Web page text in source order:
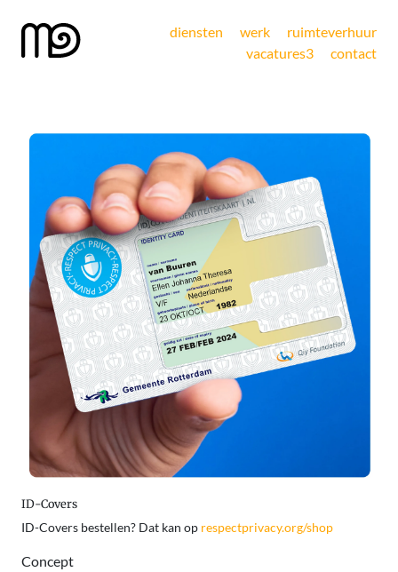
diensten werk
ruimteverhuur
vacatures3 contact
ID-Covers
ID-Covers bestellen? Dat kan op respectprivacy.org/shop
Concept